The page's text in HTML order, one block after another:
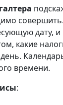
дату, и
какие
времени.
: